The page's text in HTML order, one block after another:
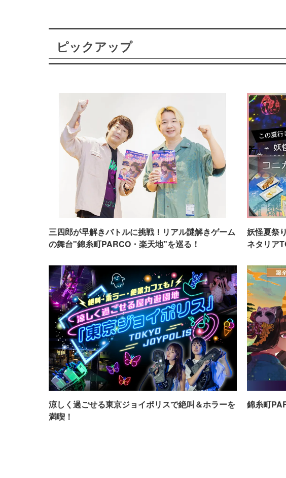
ピックアップ
三四郎が早解きバトルに挑戦！リアル謎解きゲーム
の舞台"錦糸町PARCO・楽天地"を巡る！
妖怪夏祭
ネタリア
涼しく過ごせる東京ジョイポリスで絶叫＆ホラーを
満喫！
錦糸町